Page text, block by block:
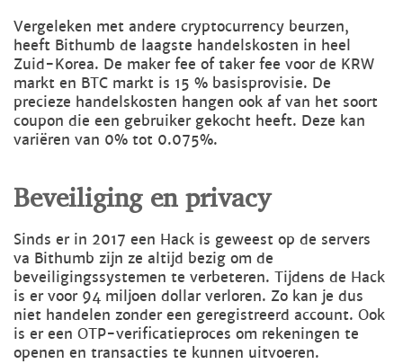
Vergeleken met andere cryptocurrency beurzen,
heeft Bithumb de laagste handelskosten in heel
Zuid-Korea. De maker fee of taker fee voor de KRW
markt en BTC markt is 15 % basisprovisie. De
precieze handelskosten hangen ook af van het soort
coupon die een gebruiker gekocht heeft. Deze kan
variëren van 0% tot 0.075%.
Beveiliging en privacy
Sinds er in 2017 een Hack is geweest op de servers
va Bithumb zijn ze altijd bezig om de
beveiligingssystemen te verbeteren. Tijdens de Hack
is er voor 94 miljoen dollar verloren. Zo kan je dus
niet handelen zonder een geregistreerd account. Ook
is er een OTP-verificatieproces om rekeningen te
openen en transacties te kunnen uitvoeren.